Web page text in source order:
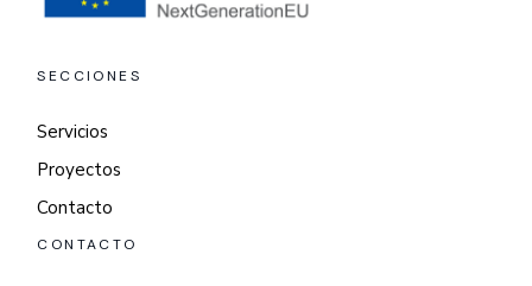
SECCIONES
Servicios
Proyectos
Contacto
CONTACTO